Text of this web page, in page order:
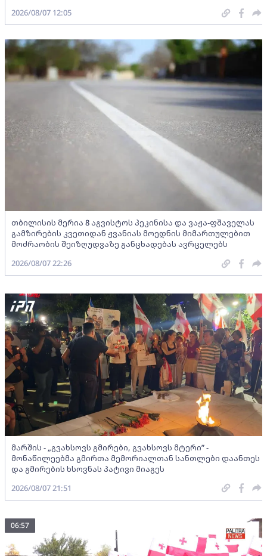
2026/08/07 12:05
თბილისის მერია 8 აგვისტოს პეკინისა და ვაჟა-ფშაველას
გამზირების კვეთიდან ჟვანიას მოედნის მიმართულებით
მოძრაობის შეიზღუდვაზე განცხადებას ავრცელებს
2026/08/07 22:26
მარშის - „გვახსოვს გმირები, გვახსოვს მტერი” -
მონაწილეებმა გმირთა მემორიალთან სანთლები დაანთეს
და გმირების ხსოვნას პატივი მიაგეს
2026/08/07 21:51
06:57